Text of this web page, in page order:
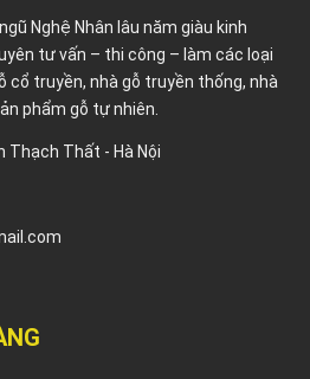
Nghệ Nhân lâu năm giàu kinh
tư vấn – thi công – làm các loại
cổ truyền, nhà gỗ truyền thống, nhà
phẩm gỗ tự nhiên.
Thạch Thất - Hà Nội